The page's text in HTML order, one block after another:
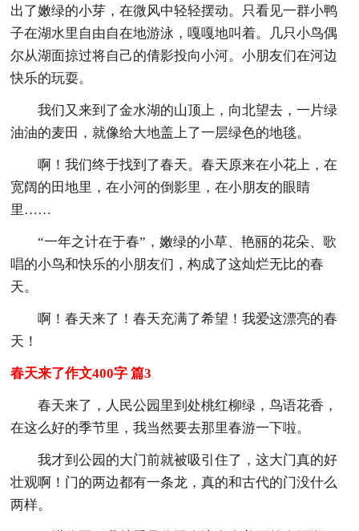
出了嫩绿的小芽，在微风中轻轻摆动。只看见一群小鸭
子在湖水里自由自在地游泳，嘎嘎地叫着。几只小鸟偶
尔从湖面掠过将自己的倩影投向小河。小朋友们在河边
快乐的玩耍。
我们又来到了金水湖的山顶上，向北望去，一片绿
油油的麦田，就像给大地盖上了一层绿色的地毯。
啊！我们终于找到了春天。春天原来在小花上，在
宽阔的田地里，在小河的倒影里，在小朋友的眼睛
里……
“一年之计在于春”，嫩绿的小草、艳丽的花朵、歌
唱的小鸟和快乐的小朋友们，构成了这灿烂无比的春
天。
啊！春天来了！春天充满了希望！我爱这漂亮的春
天！
春天来了作文400字 篇3
春天来了，人民公园里到处桃红柳绿，鸟语花香，
在这么好的季节里，我当然要去那里春游一下啦。
我才到公园的大门前就被吸引住了，这大门真的好
壮观啊！门的两边都有一条龙，真的和古代的门没什么
两样。